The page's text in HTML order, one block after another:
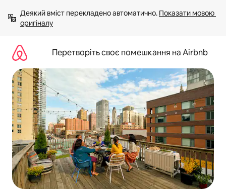
вмісту
Деякий вміст перекладено автоматично. Показати мовою
оригіналу
Перетворіть своє помешкання на Airbnb